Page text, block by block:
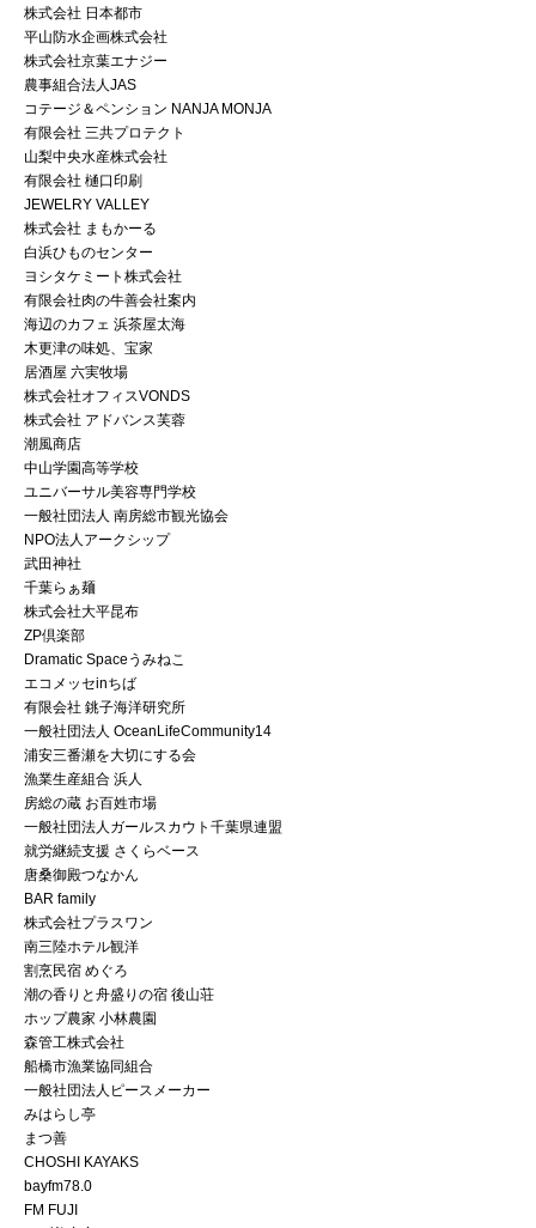
株式会社 日本都市
平山防水企画株式会社
株式会社京葉エナジー
農事組合法人JAS
コテージ＆ペンション NANJA MONJA
有限会社 三共プロテクト
山梨中央水産株式会社
有限会社 樋口印刷
JEWELRY VALLEY
株式会社 まもかーる
白浜ひものセンター
ヨシタケミート株式会社
有限会社肉の牛善会社案内
海辺のカフェ 浜茶屋太海
木更津の味処、宝家
居酒屋 六実牧場
株式会社オフィスVONDS
株式会社 アドバンス芙蓉
潮風商店
中山学園高等学校
ユニバーサル美容専門学校
一般社団法人 南房総市観光協会
NPO法人アークシップ
武田神社
千葉らぁ麺
株式会社大平昆布
ZP倶楽部
Dramatic Spaceうみねこ
エコメッセinちば
有限会社 銚子海洋研究所
一般社団法人 OceanLifeCommunity14
浦安三番瀬を大切にする会
漁業生産組合 浜人
房総の蔵 お百姓市場
一般社団法人ガールスカウト千葉県連盟
就労継続支援 さくらベース
唐桑御殿つなかん
BAR family
株式会社プラスワン
南三陸ホテル観洋
割烹民宿 めぐろ
潮の香りと舟盛りの宿 後山荘
ホップ農家 小林農園
森管工株式会社
船橋市漁業協同組合
一般社団法人ピースメーカー
みはらし亭
まつ善
CHOSHI KAYAKS
bayfm78.0
FM FUJI